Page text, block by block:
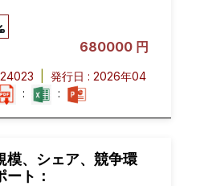
680000 円
発行日 : 2026年04
: :
模、シェア、競争環
ト：